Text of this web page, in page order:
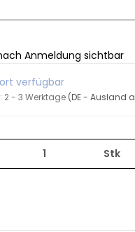
Anmeldung sichtbar
verfügbar
2 - 3 Werktage (DE - Ausland
Stk